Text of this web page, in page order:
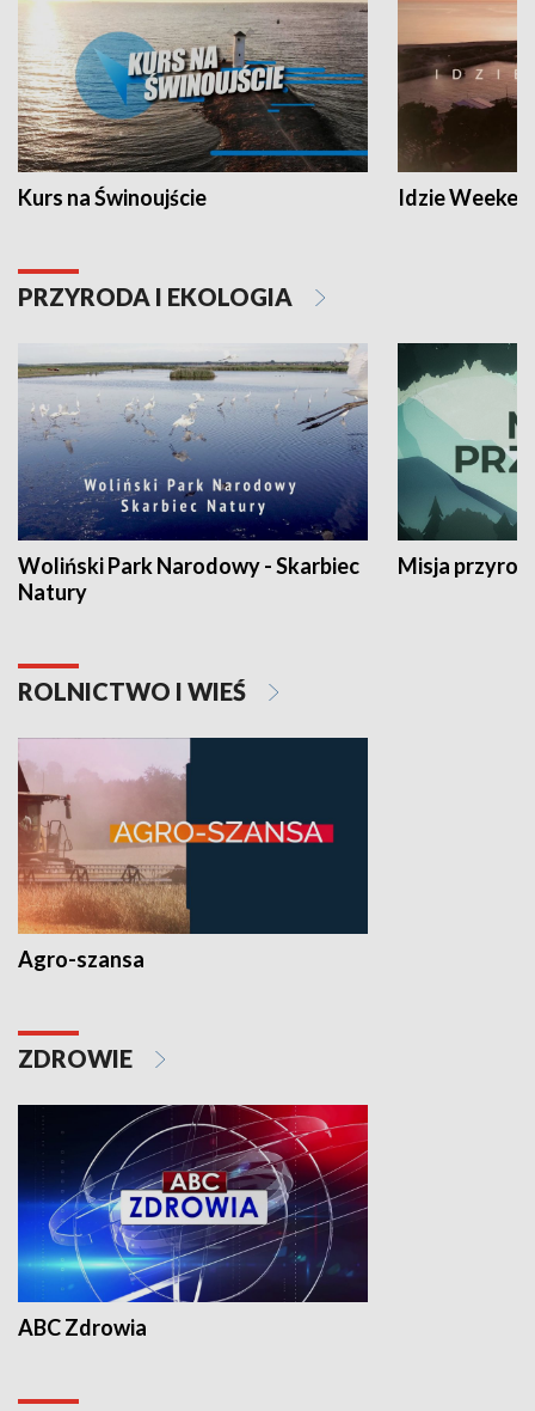
Kurs na Świnoujście Idzie
PRZYRODA I EKOLOGIA
Woliński Park Narodowy - Skarbiec
Natury
Misja
ROLNICTWO I WIEŚ
Agro-szansa
ZDROWIE
ABC Zdrowia